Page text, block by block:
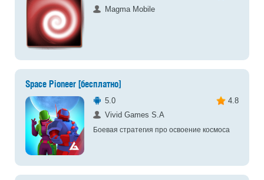
Magma Mobile
Space Pioneer [бесплатно]
5.0
4.8
Vivid Games S.A
Боевая стратегия про освоение космоса